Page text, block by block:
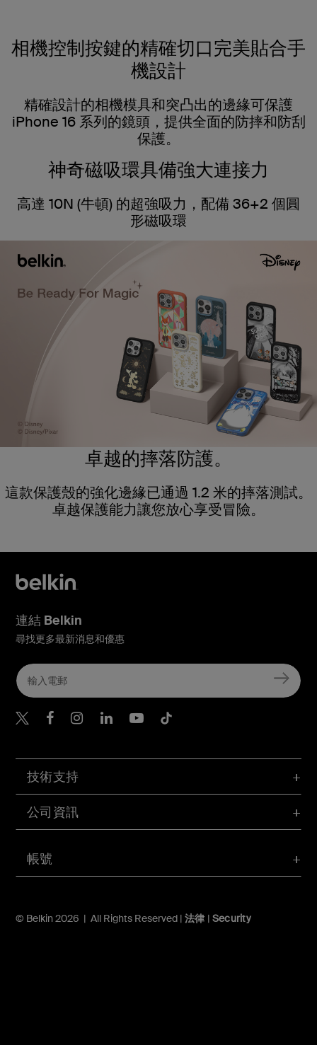
相機控制按鍵的精確切口完美貼合手
機設計
精確設計的相機模具和突凸出的邊緣可保護
iPhone 16 系列的鏡頭，提供全面的防摔和防刮
保護。
神奇磁吸環具備強大連接力
高達 10N (牛頓) 的超強吸力，配備 36+2 個圓
形磁吸環
卓越的摔落防護。
這款保護殼的強化邊緣已通過 1.2 米的摔落測試。
卓越保護能力讓您放心享受冒險。
帳號
技術支持
公司資訊
© Belkin 2026 | All Rights Reserved | 法律 | Security
連結 Belkin
尋找更多最新消息和優惠
Belkin Twitter
Belkin Hong Kong
Belkin Instagram
Belkin Hong Kong
Belkin Youtube
Belkin TikTok